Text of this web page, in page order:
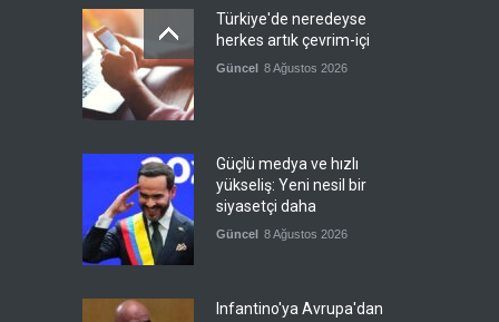
Türkiye'de neredeyse
herkes artık çevrim-içi
Güncel 8 Ağustos 2026
Güçlü medya ve hızlı
yükseliş: Yeni nesil bir
siyasetçi daha
Güncel 8 Ağustos 2026
Infantino'ya Avrupa'dan